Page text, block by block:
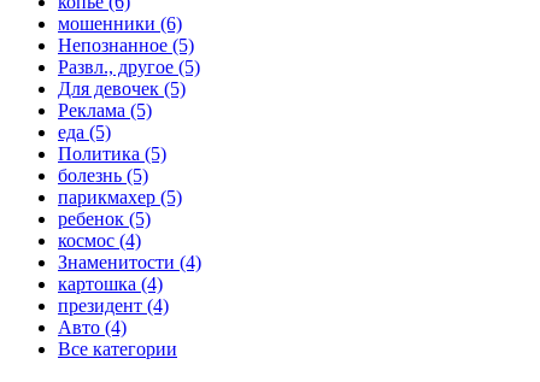
мошенники (6)
Непознанное (5)
Развл., другое (5)
Для девочек (5)
Реклама (5)
еда (5)
Политика (5)
болезнь (5)
парикмахер (5)
ребенок (5)
космос (4)
Знаменитости (4)
картошка (4)
президент (4)
Авто (4)
Все категории